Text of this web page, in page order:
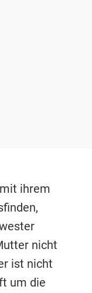
ihrem
nicht
ist nicht
um die